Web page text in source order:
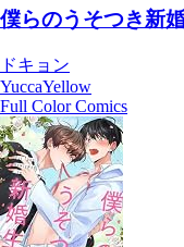
僕らのうそつき新
ドキョン
YuccaYellow
Full Color Comics